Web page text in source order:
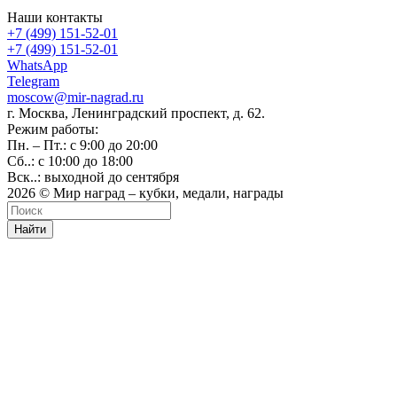
Наши контакты
+7 (499) 151-52-01
+7 (499) 151-52-01
WhatsApp
Telegram
moscow@mir-nagrad.ru
г. Москва, Ленинградский проспект, д. 62.
Режим работы:
Пн. – Пт.: с 9:00 до 20:00
Сб..: с 10:00 до 18:00
Вск..: выходной до сентября
2026 © Мир наград – кубки, медали, награды
Найти